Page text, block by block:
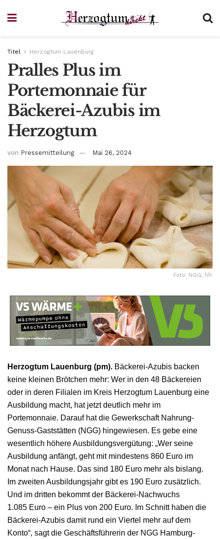
Titel Herzogtum Lauenburg
Pralles Plus im
Portemonnaie für
Bäckerei-Azubis im
Herzogtum
von Pressemitteilung Mai 26, 2024
Foto: NGG, hfr
Herzogtum Lauenburg (pm). Bäckerei-Azubis backen
keine kleinen Brötchen mehr: Wer in den 48 Bäckereien
oder in deren Filialen im Kreis Herzogtum Lauenburg eine
Ausbildung macht, hat jetzt deutlich mehr im
Portemonnaie. Darauf hat die Gewerkschaft Nahrung-
Genuss-Gaststätten (NGG) hingewiesen. Es gebe eine
wesentlich höhere Ausbildungsvergütung: „Wer seine
Ausbildung anfängt, geht mit mindestens 860 Euro im
Monat nach Hause. Das sind 180 Euro mehr als bislang.
Im zweiten Ausbildungsjahr gibt es 190 Euro zusätzlich.
Und im dritten bekommt der Bäckerei-Nachwuchs
1.085 Euro – ein Plus von 200 Euro. Im Schnitt haben die
Bäckerei-Azubis damit rund ein Viertel mehr auf dem
Konto“, sagt die Geschäftsführerin der NGG Hamburg-